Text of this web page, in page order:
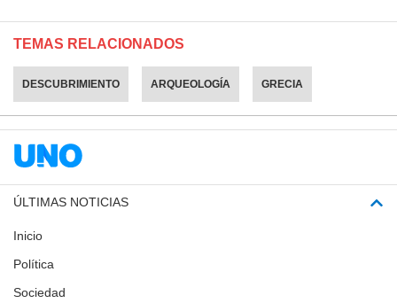
TEMAS RELACIONADOS
DESCUBRIMIENTO ARQUEOLOGÍA GRECIA
ÚLTIMAS NOTICIAS
Inicio
Política
Sociedad